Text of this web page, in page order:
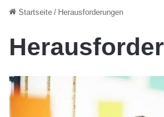
Startseite / Herausforderungen